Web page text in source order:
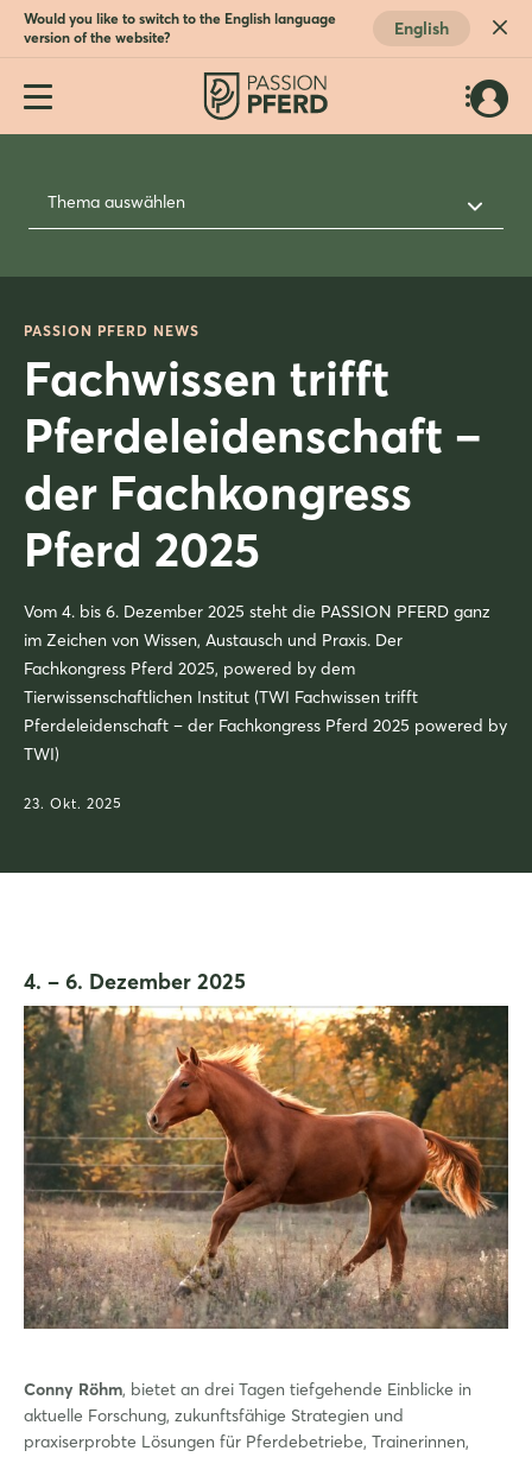
Would you like to switch to the English language
version of the website?
English
Thema auswählen
PASSION PFERD NEWS
Fachwissen trifft
Pferdeleidenschaft –
der Fachkongress
Pferd 2025
Vom 4. bis 6. Dezember 2025 steht die PASSION PFERD ganz
im Zeichen von Wissen, Austausch und Praxis. Der
Fachkongress Pferd 2025, powered by dem
Tierwissenschaftlichen Institut (TWI Fachwissen trifft
Pferdeleidenschaft – der Fachkongress Pferd 2025 powered by
TWI)
23. Okt. 2025
4. – 6. Dezember 2025
Conny Röhm, bietet an drei Tagen tiefgehende Einblicke in
aktuelle Forschung, zukunftsfähige Strategien und
praxiserprobte Lösungen für Pferdebetriebe, Trainerinnen,